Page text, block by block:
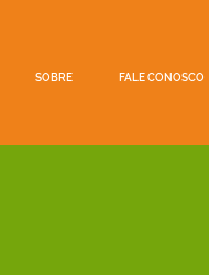
SOBRE FALE CONOSCO